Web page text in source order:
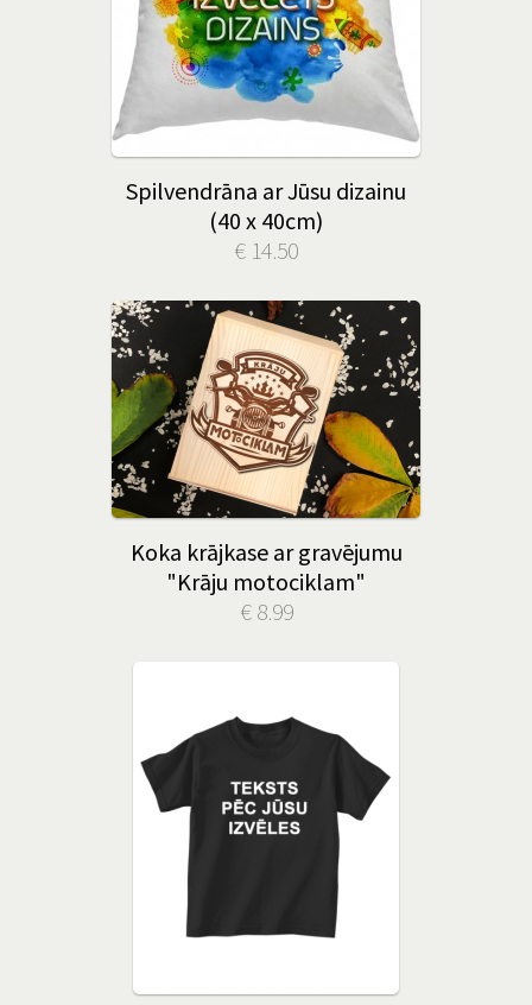
Spilvendrāna ar Jūsu dizainu
(40 x 40cm)
€ 14.50
Koka krājkase ar gravējumu
"Krāju motociklam"
€ 8.99